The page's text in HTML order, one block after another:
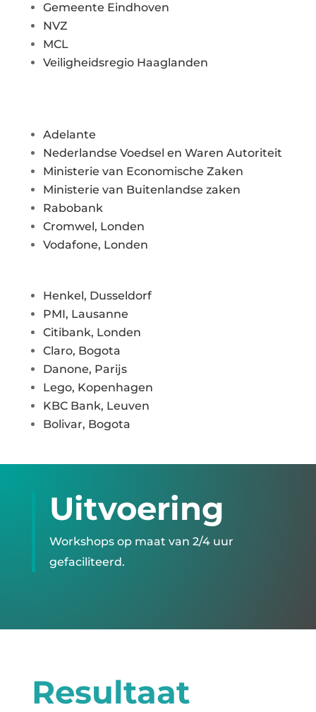
Gemeente Eindhoven
NVZ
MCL
Veiligheidsregio Haaglanden
Adelante
Nederlandse Voedsel en Waren Autoriteit
Ministerie van Economische Zaken
Ministerie van Buitenlandse zaken
Rabobank
Cromwel, Londen
Vodafone, Londen
Henkel, Dusseldorf
PMI, Lausanne
Citibank, Londen
Claro, Bogota
Danone, Parijs
Lego, Kopenhagen
KBC Bank, Leuven
Bolivar, Bogota
Uitvoering
Workshops op maat van 2/4 uur
gefaciliteerd.
Resultaat